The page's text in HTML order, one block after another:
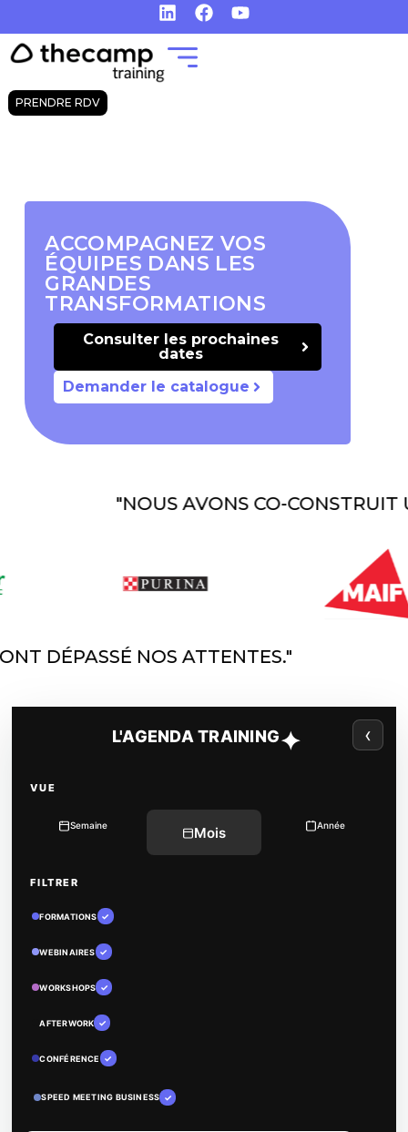
PRENDRE RDV
ACCOMPAGNEZ VOS
ÉQUIPES DANS LES
GRANDES
TRANSFORMATIONS
Consulter les prochaines
dates
Demander le catalogue
"NOUS AVONS CO-CONSTRUIT UN
ONT DÉPASSÉ NOS ATTENTES."
L'AGENDA TRAINING✦ ‹
VUE
Semaine Mois Année
FILTRER
FORMATIONS ✓
WEBINAIRES ✓
WORKSHOPS ✓
AFTERWORK ✓
CONFÉRENCE ✓
SPEED MEETING BUSINESS ✓